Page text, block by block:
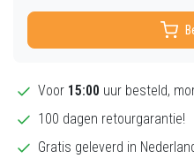
Voor 15:00 uur besteld,
100 dagen retourgarantie!
Gratis geleverd in